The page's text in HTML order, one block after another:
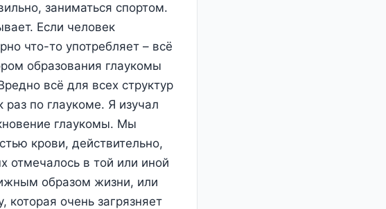
заниматься спортом.
Если человек
что-то употребляет – всё
образования глаукомы
всё для всех структур
по глаукоме. Я изучал
глаукомы. Мы
крови, действительно,
отмечалось в той или иной
образом жизни, или
которая очень загрязняет